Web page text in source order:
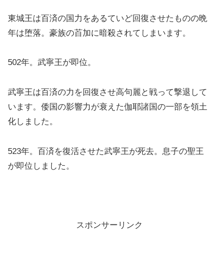
東城王は百済の国力をあるていど回復させたものの晩
年は堕落。豪族の苩加に暗殺されてしまいます。
502年。武寧王が即位。
武寧王は百済の力を回復させ高句麗と戦って撃退して
います。倭国の影響力が衰えた伽耶諸国の一部を領土
化しました。
523年。百済を復活させた武寧王が死去。息子の聖王
が即位しました。
スポンサーリンク